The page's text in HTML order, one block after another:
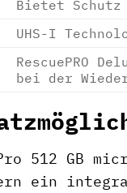
Bietet Schutz
UHS-I
RescuePRO
bei der
512 GB
ein